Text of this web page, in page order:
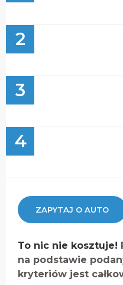
2
3
4
ZAPYTAJ O AUTO
To nic nie kosztuje!
na podstawie
kryteriów jest